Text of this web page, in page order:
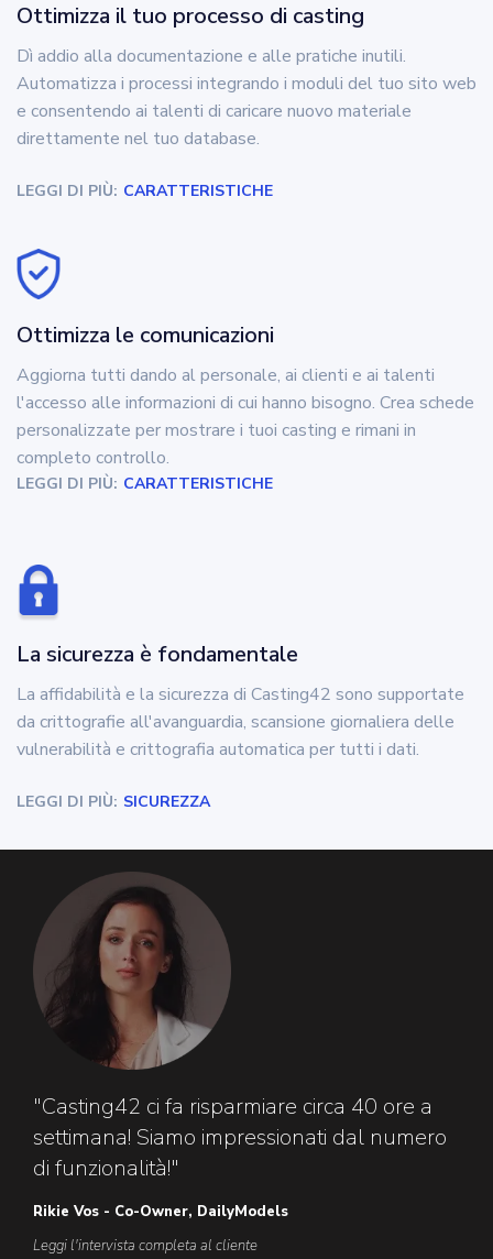
Ottimizza il tuo processo di casting
Dì addio alla documentazione e alle pratiche inutili.
Automatizza i processi integrando i moduli del tuo sito web
e consentendo ai talenti di caricare nuovo materiale
direttamente nel tuo database.
LEGGI DI PIÙ: CARATTERISTICHE
Ottimizza le comunicazioni
Aggiorna tutti dando al personale, ai clienti e ai talenti
l'accesso alle informazioni di cui hanno bisogno. Crea schede
personalizzate per mostrare i tuoi casting e rimani in
completo controllo.
LEGGI DI PIÙ: CARATTERISTICHE
La sicurezza è fondamentale
La affidabilità e la sicurezza di Casting42 sono supportate
da crittografie all'avanguardia, scansione giornaliera delle
vulnerabilità e crittografia automatica per tutti i dati.
LEGGI DI PIÙ: SICUREZZA
"Casting42 ci fa risparmiare circa 40 ore a
settimana! Siamo impressionati dal numero
di funzionalità!"
Rikie Vos - Co-Owner, DailyModels
Leggi l'intervista completa al cliente